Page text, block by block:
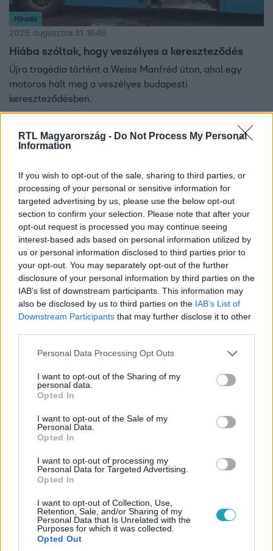
RTL Magyarország - Do Not Process My Personal
Information
If you wish to opt-out of the sale, sharing to third parties, or
processing of your personal or sensitive information for
targeted advertising by us, please use the below opt-out
section to confirm your selection. Please note that after your
opt-out request is processed you may continue seeing
interest-based ads based on personal information utilized by
us or personal information disclosed to third parties prior to
your opt-out. You may separately opt-out of the further
disclosure of your personal information by third parties on the
IAB’s list of downstream participants. This information may
also be disclosed by us to third parties on the IAB’s List of
Downstream Participants that may further disclose it to other
Please note that this website/app uses one or more Google
not limited to your visit or usage behaviour. You may click to
grant or deny consent to Google and its third-party tags to
use your data for below specified purposes in below Google
consent section.
Personal Data Processing Opt Outs
I want to opt-out of the Sharing of my
personal data.
Opted In
I want to opt-out of the Sale of my
Personal Data.
Opted In
I want to opt-out of processing my
Personal Data for Targeted Advertising.
Opted In
I want to opt-out of Collection, Use,
Retention, Sale, and/or Sharing of my
Personal Data that Is Unrelated with the
Purposes for which it was collected.
Opted Out
Híradó
2025. augusztus 31. 16:46
Hiába szóltak, hogy veszélyes a kereszteződés
Újra tragédia történt a Weiss Manfréd úton, ahol egy
motoros halt meg a veszélyes budapesti
kereszteződésben.
2025. június 15. 18:00
Egy motoros tragédia története a 21-es úton
Egy motoros végzetes balesete után barátai visszatérnek
Reggeli
2025. április 7. 18:15
Motoros szezon 2025: így készülj fel biztonságosan